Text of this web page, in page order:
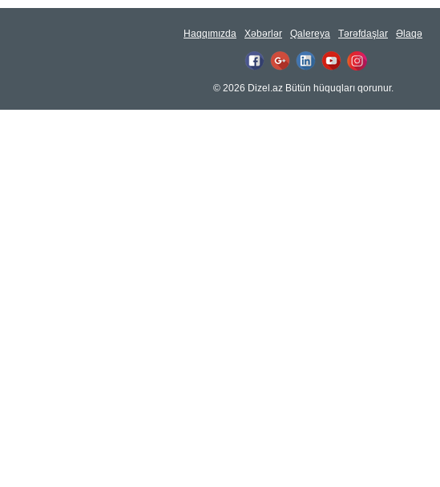
Haqqımızda Xəbərlər Qalereya Tərəfdaşlar Əlaqə
© 2026 Dizel.az Bütün hüquqları qorunur.